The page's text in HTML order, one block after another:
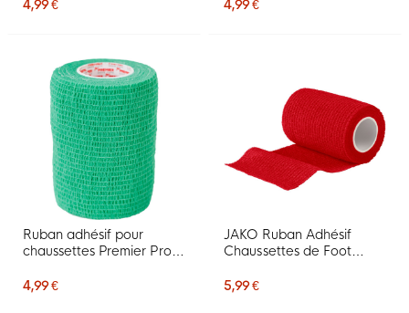
4,99 €
4,99 €
Ruban adhésif pour
chaussettes Premier Pro-
4,99 €
JAKO Ruban Adhésif
Chaussettes de Foot
5,99 €